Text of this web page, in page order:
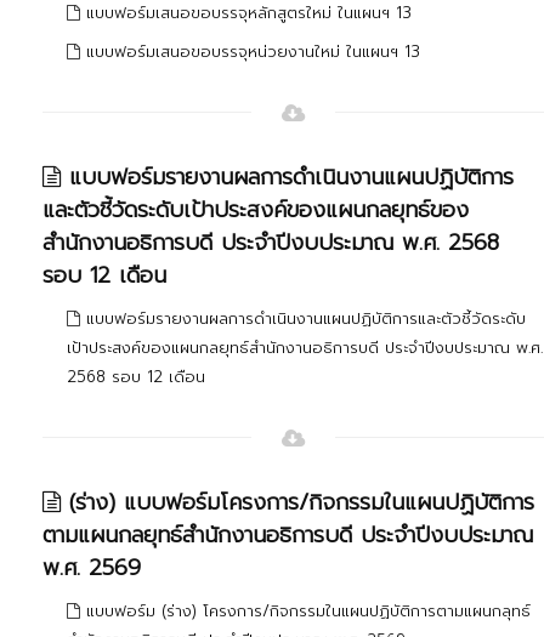
แบบฟอร์มเสนอขอบรรจุหลักสูตรใหม่ ในแผนฯ 13
แบบฟอร์มเสนอขอบรรจุหน่วยงานใหม่ ในแผนฯ 13
แบบฟอร์มรายงานผลการดำเนินงานแผนปฏิบัติการ
และตัวชี้วัดระดับเป้าประสงค์ของแผนกลยุทธ์ของ
สำนักงานอธิการบดี ประจำปีงบประมาณ พ.ศ. 2568
รอบ 12 เดือน
แบบฟอร์มรายงานผลการดำเนินงานแผนปฏิบัติการและตัวชี้วัดระดับ
เป้าประสงค์ของแผนกลยุทธ์สำนักงานอธิการบดี ประจำปีงบประมาณ พ.ศ.
2568 รอบ 12 เดือน
(ร่าง) แบบฟอร์มโครงการ/กิจกรรมในแผนปฏิบัติการ
ตามแผนกลยุทธ์สำนักงานอธิการบดี ประจำปีงบประมาณ
พ.ศ. 2569
แบบฟอร์ม (ร่าง) โครงการ/กิจกรรมในแผนปฏิบัติการตามแผนกลุทธ์